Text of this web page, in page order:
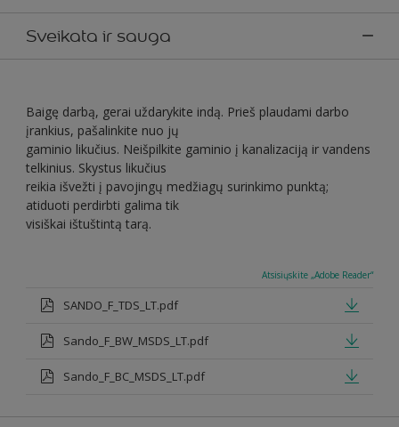
Sveikata ir sauga
Baigę darbą, gerai uždarykite indą. Prieš plaudami darbo
įrankius, pašalinkite nuo jų
gaminio likučius. Neišpilkite gaminio į kanalizaciją ir vandens
telkinius. Skystus likučius
reikia išvežti į pavojingų medžiagų surinkimo punktą;
atiduoti perdirbti galima tik
visiškai ištuštintą tarą.
Atsisiųskite „Adobe Reader“
SANDO_F_TDS_LT.pdf
Sando_F_BW_MSDS_LT.pdf
Sando_F_BC_MSDS_LT.pdf